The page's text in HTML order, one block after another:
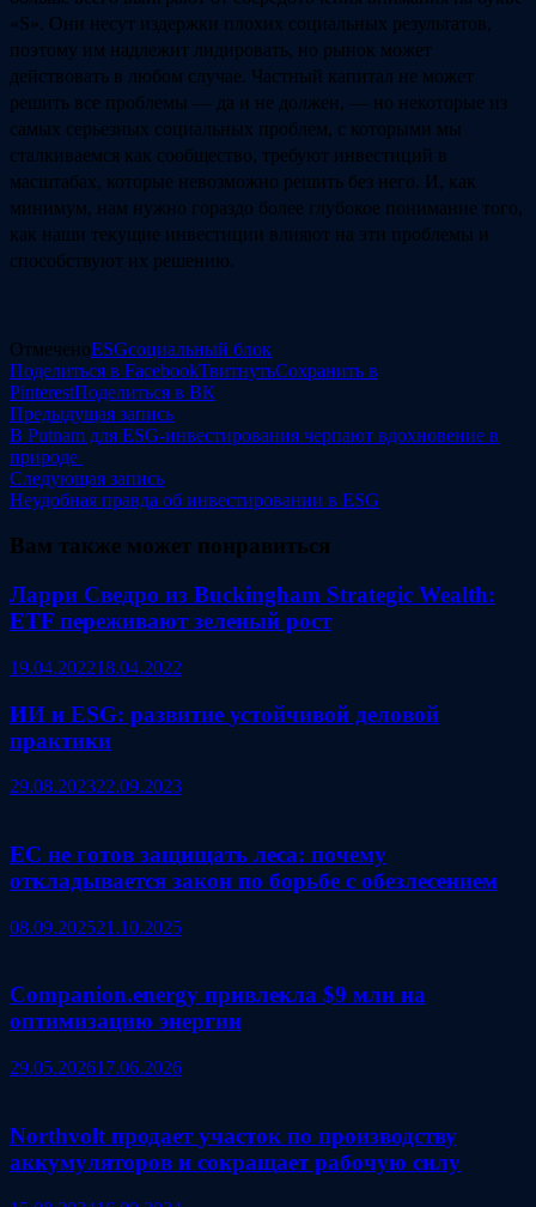
«S». Они несут издержки плохих социальных результатов,
поэтому им надлежит лидировать, но рынок может
действовать в любом случае. Частный капитал не может
решить все проблемы — да и не должен, — но некоторые из
самых серьезных социальных проблем, с которыми мы
сталкиваемся как сообщество, требуют инвестиций в
масштабах, которые невозможно решить без него. И, как
минимум, нам нужно гораздо более глубокое понимание того,
как наши текущие инвестиции влияют на эти проблемы и
способствуют их решению.
ОтмеченоESGсоциальный блок
Поделиться в FacebookТвитнутьСохранить в
PinterestПоделиться в ВК
Навигация
по
записям
Предыдущая записьПредыдущая
запись:
В Putnam для ESG-инвестирования черпают вдохновение в
природе
Следующая записьСледующая
запись:
Неудобная правда об инвестировании в ESG
Вам также может понравиться
Ларри Сведро из Buckingham Strategic Wealth:
ETF переживают зеленый рост
19.04.202218.04.2022
ИИ и ESG: развитие устойчивой деловой
практики
29.08.202322.09.2023
ЕС не готов защищать леса: почему
откладывается закон по борьбе с обезлесением
08.09.202521.10.2025
Companion.energy привлекла $9 млн на
оптимизацию энергии
29.05.202617.06.2026
Northvolt продает участок по производству
аккумуляторов и сокращает рабочую силу